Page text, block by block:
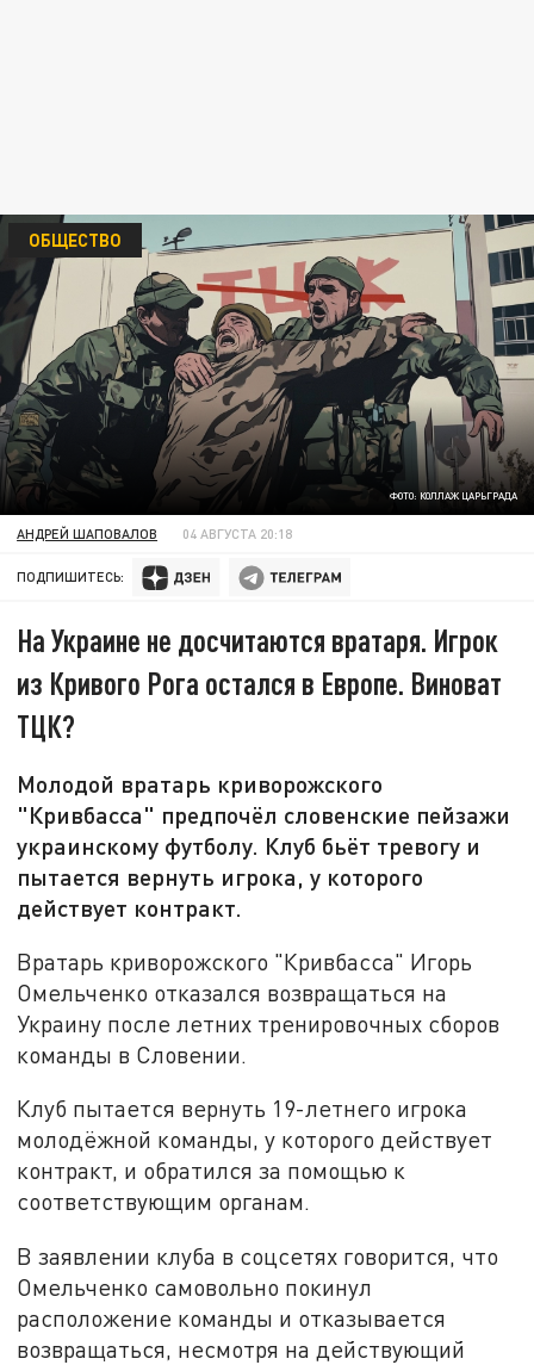
ФОТО: КОЛЛАЖ ЦАРЬГРАДА
ОБЩЕСТВО
АНДРЕЙ ШАПОВАЛОВ 04 АВГУСТА 20:18
ПОДПИШИТЕСЬ:
На Украине не досчитаются вратаря. Игрок
из Кривого Рога остался в Европе. Виноват
ТЦК?
Молодой вратарь криворожского
"Кривбасса" предпочёл словенские пейзажи
украинскому футболу. Клуб бьёт тревогу и
пытается вернуть игрока, у которого
действует контракт.
Вратарь криворожского "Кривбасса" Игорь
Омельченко отказался возвращаться на
Украину после летних тренировочных сборов
команды в Словении.
Клуб пытается вернуть 19-летнего игрока
молодёжной команды, у которого действует
контракт, и обратился за помощью к
соответствующим органам.
В заявлении клуба в соцсетях говорится, что
Омельченко самовольно покинул
расположение команды и отказывается
возвращаться, несмотря на действующий